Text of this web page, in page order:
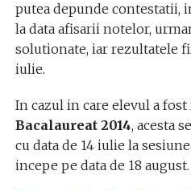
putea depunde contestatii,
la data afisarii notelor,
solutionate, iar rezultatele
iulie.
In cazul in care elevul a
Bacalaureat 2014, acesta
cu data de 14 iulie la
incepe pe data de 18 august.